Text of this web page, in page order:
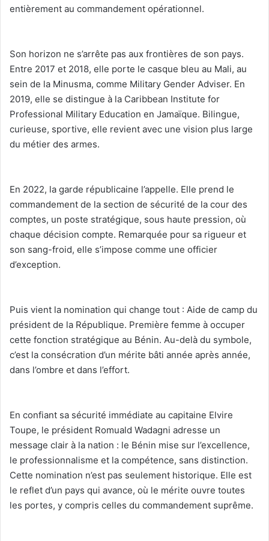
entièrement au commandement opérationnel.
‎Son horizon ne s’arrête pas aux frontières de son pays.
Entre 2017 et 2018, elle porte le casque bleu au Mali, au
sein de la Minusma, comme Military Gender Adviser. En
2019, elle se distingue à la Caribbean Institute for
Professional Military Education en Jamaïque. Bilingue,
curieuse, sportive, elle revient avec une vision plus large
du métier des armes.
‎En 2022, la garde républicaine l’appelle. Elle prend le
commandement de la section de sécurité de la cour des
comptes, un poste stratégique, sous haute pression, où
chaque décision compte. Remarquée pour sa rigueur et
son sang-froid, elle s’impose comme une officier
d’exception.
‎Puis vient la nomination qui change tout : Aide de camp du
président de la République. Première femme à occuper
cette fonction stratégique au Bénin. Au-delà du symbole,
c’est la consécration d’un mérite bâti année après année,
dans l’ombre et dans l’effort.
‎En confiant sa sécurité immédiate au capitaine Elvire
Toupe, le président Romuald Wadagni adresse un
message clair à la nation : le Bénin mise sur l’excellence,
le professionnalisme et la compétence, sans distinction.
Cette nomination n’est pas seulement historique. Elle est
le reflet d’un pays qui avance, où le mérite ouvre toutes
les portes, y compris celles du commandement suprême.